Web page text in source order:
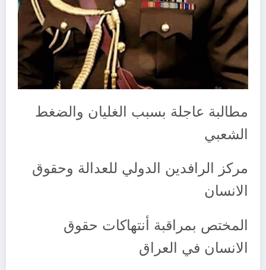
مطالبة عاجلة بسبب الغليان والضغط
الشعبي
مركز الرافدين الدولي للعدالة وحقوق
الانسان
المختص بمراقبة أنتهاكات حقوق
الانسان في العراق